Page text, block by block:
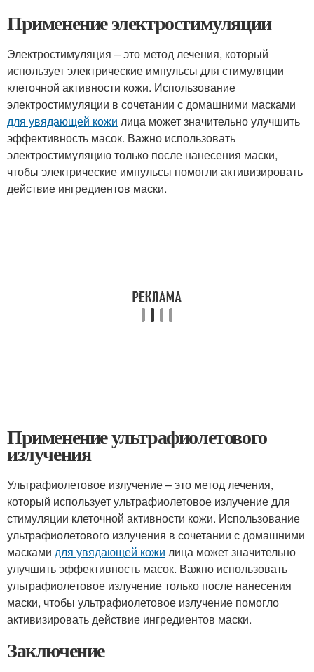
Применение электростимуляции
Электростимуляция – это метод лечения, который
использует электрические импульсы для стимуляции
клеточной активности кожи. Использование
электростимуляции в сочетании с домашними масками
для увядающей кожи лица может значительно улучшить
эффективность масок. Важно использовать
электростимуляцию только после нанесения маски,
чтобы электрические импульсы помогли активизировать
действие ингредиентов маски.
Применение ультрафиолетового
излучения
Ультрафиолетовое излучение – это метод лечения,
который использует ультрафиолетовое излучение для
стимуляции клеточной активности кожи. Использование
ультрафиолетового излучения в сочетании с домашними
масками для увядающей кожи лица может значительно
улучшить эффективность масок. Важно использовать
ультрафиолетовое излучение только после нанесения
маски, чтобы ультрафиолетовое излучение помогло
активизировать действие ингредиентов маски.
Заключение